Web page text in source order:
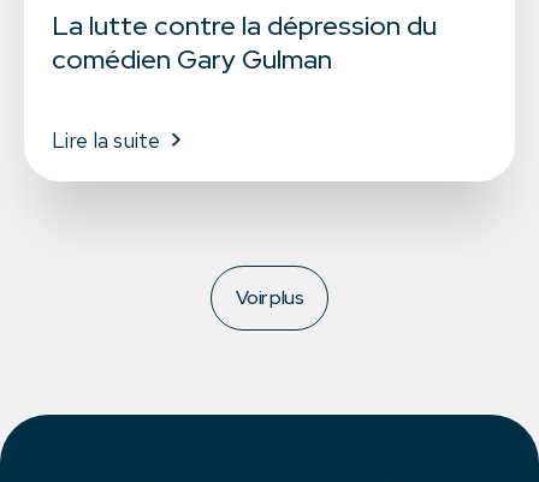
La lutte contre la dépression du
comédien Gary Gulman
Lire la suite
Voir plus